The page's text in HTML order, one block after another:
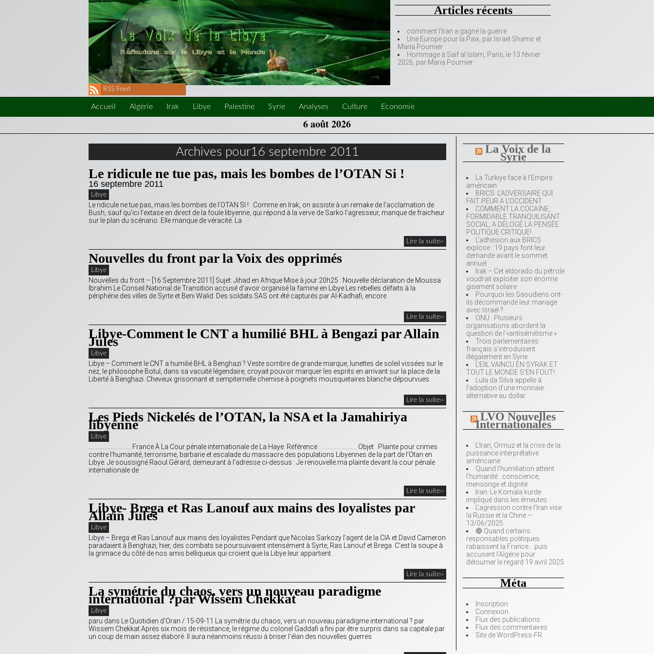
Articles récents
comment l’Iran a gagné la guerre
Une Europe pour la Paix, par Israël Shamir et
Maria Poumier
Hommage à Saif al Islam, Paris, le 13 février
2026, par Maria Poumier
RSS Feed
Accueil Algérie Irak Libye Palestine Syrie Analyses Culture Economie
6 août 2026
La Voix de la
Syrie
La Türkiye face à l’Empire
américain
BRICS: L’ADVERSAIRE QUI
FAIT PEUR A L’OCCIDENT
COMMENT LA COCAÏNE,
FORMIDABLE TRANQUILISANT
SOCIAL, A DÉLOGÉ LA PENSÉE
POLITIQUE CRITIQUE!
L’adhésion aux BRICS
explose : 19 pays font leur
demande avant le sommet
annuel
Irak – Cet eldorado du pétrole
voudrait exploiter son énorme
gisement solaire
Pourquoi les Saoudiens ont-
ils décommandé leur mariage
avec Israël ?
ONU : Plusieurs
organisations abordent la
question de l’«antisémitisme »
Trois parlementaires
français s’introduisent
illégalement en Syrie
L’EIIL VAINCU EN SYRAK ET
TOUT LE MONDE S’EN FOUT!
Lula da Silva appelle à
l’adoption d’une monnaie
alternative au dollar
LVO Nouvelles
Internationales
L’Iran, Ormuz et la crise de la
puissance interprétative
américaine
Quand l’humiliation atteint
l’humanité : conscience,
mensonge et dignité
Iran: Le Komala kurde
impliqué dans les émeutes
L’agression contre l’Iran vise
la Russie et la Chine –
13/06/2025
🔴 Quand certains
responsables politiques
rabaissent la France… puis
accusent l’Algérie pour
détourner le regard 19 avril 2025
Méta
Inscription
Connexion
Flux des publications
Flux des commentaires
Site de WordPress-FR
Archives pour16 septembre 2011
Le ridicule ne tue pas, mais les bombes de l’OTAN Si !
16 septembre 2011
Libye
Le ridicule ne tue pas, mais les bombes de l’OTAN SI ! Comme en Irak, on assiste à un remake de l’acclamation de
Bush, sauf qu’ici l’extase en direct de la foule libyenne, qui répond à la verve de Sarko l’agresseur, manque de fraicheur
sur le plan du scénario. Elle manque de véracité. La
Lire la suite››
Nouvelles du front par la Voix des opprimés
Libye
Nouvelles du front – [16 Septembre 2011] Sujet: Jihad en Afrique Mise à jour 20h25 : Nouvelle déclaration de Moussa
Ibrahim Le Conseil National de Transition accusé d’avoir organisé la famine en Libye Les rebelles défaits à la
périphérie des villes de Syrte et Beni Walid. Des soldats SAS ont été capturés par Al-Kadhafi, encore.
Lire la suite››
Libye-Comment le CNT a humilié BHL à Bengazi par Allain
Jules
Libye
Libye – Comment le CNT a humilié BHL à Benghazi ? Veste sombre de grande marque, lunettes de soleil vissées sur le
nez, le philosophe Botul, dans sa vacuité légendaire, croyait pouvoir marquer les esprits en arrivant sur la place de la
Liberté à Benghazi. Cheveux grisonnant et sempiternelle chemise à poignets mousquetaires blanche dépourvues
Lire la suite››
Les Pieds Nickelés de l’OTAN, la NSA et la Jamahiriya
libyenne
Libye
……………………….. France À La Cour pénale internationale de La Haye. Référence : …………………… Objet : Plainte pour crimes
contre l’humanité, terrorisme, barbarie et escalade du massacre des populations Libyennes de la part de l’Otan en
Libye. Je soussigné Raoul Gérard, demeurant à l’adresse ci-dessus : Je renouvelle ma plainte devant la cour pénale
internationale de
Lire la suite››
Libye- Brega et Ras Lanouf aux mains des loyalistes par
Allain Jules
Libye
Libye – Brega et Ras Lanouf aux mains des loyalistes Pendant que Nicolas Sarkozy l’agent de la CIA et David Cameron
paradaient à Benghazi, hier, des combats se poursuivaient intensément à Syrte, Ras Lanouf et Brega. C’est la soupe à
la grimace du côté de nos amis belliqueux qui croient que la Libye leur appartient.
Lire la suite››
La symétrie du chaos, vers un nouveau paradigme
international ?par Wissem Chekkat
Libye
paru dans Le Quotidien d’Oran / 15-09-11 La symétrie du chaos, vers un nouveau paradigme international ? par
Wissem Chekkat Après six mois de résistance, le régime du colonel Gaddafi a fini par être surpris dans sa capitale par
un coup de main assez élaboré. Il aura néanmoins réussi à briser l’élan des nouvelles guerres